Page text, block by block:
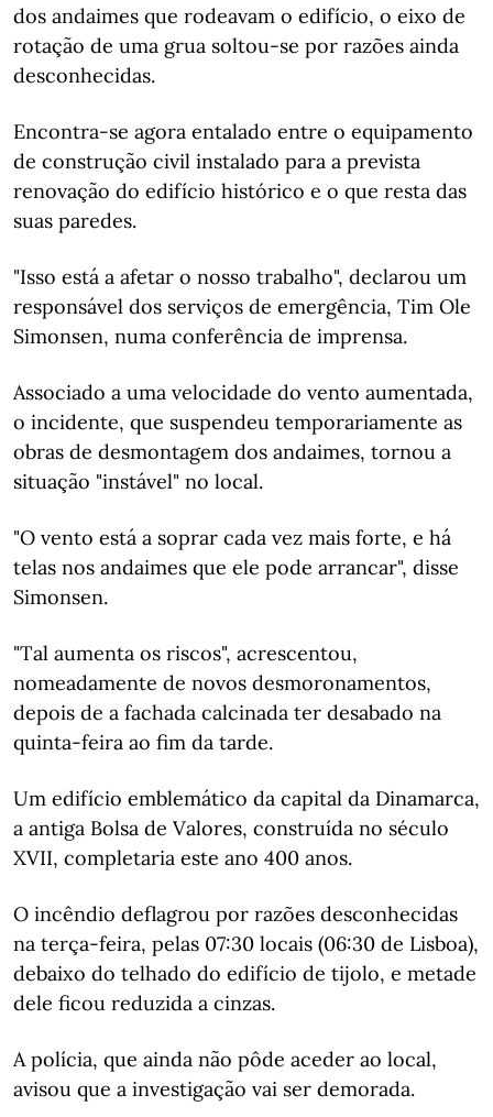
dos andaimes que rodeavam o edifício, o eixo de
rotação de uma grua soltou-se por razões ainda
desconhecidas.
Encontra-se agora entalado entre o equipamento
de construção civil instalado para a prevista
renovação do edifício histórico e o que resta das
suas paredes.
"Isso está a afetar o nosso trabalho", declarou um
responsável dos serviços de emergência, Tim Ole
Simonsen, numa conferência de imprensa.
Associado a uma velocidade do vento aumentada,
o incidente, que suspendeu temporariamente as
obras de desmontagem dos andaimes, tornou a
situação "instável" no local.
"O vento está a soprar cada vez mais forte, e há
telas nos andaimes que ele pode arrancar", disse
Simonsen.
"Tal aumenta os riscos", acrescentou,
nomeadamente de novos desmoronamentos,
depois de a fachada calcinada ter desabado na
quinta-feira ao fim da tarde.
Um edifício emblemático da capital da Dinamarca,
a antiga Bolsa de Valores, construída no século
XVII, completaria este ano 400 anos.
O incêndio deflagrou por razões desconhecidas
na terça-feira, pelas 07:30 locais (06:30 de Lisboa),
debaixo do telhado do edifício de tijolo, e metade
dele ficou reduzida a cinzas.
A polícia, que ainda não pôde aceder ao local,
avisou que a investigação vai ser demorada.